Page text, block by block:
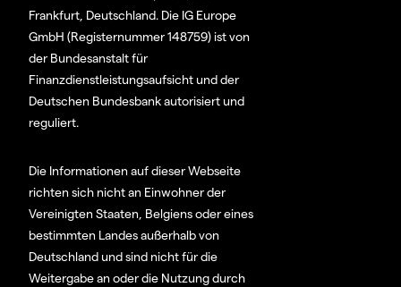
Frankfurt, Deutschland. Die IG Europe
GmbH (Registernummer 148759) ist von
der Bundesanstalt für
Finanzdienstleistungsaufsicht und der
Deutschen Bundesbank autorisiert und
reguliert.
Die Informationen auf dieser Webseite
richten sich nicht an Einwohner der
Vereinigten Staaten, Belgiens oder eines
bestimmten Landes außerhalb von
Deutschland und sind nicht für die
Weitergabe an oder die Nutzung durch